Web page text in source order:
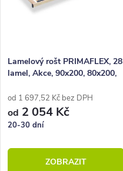
Lamelový rošt PRIMAFLEX, 28
lamel, Akce, 90x200, 80x200,
od 1 697,52 Kč bez DPH
od 2 054 Kč
20-30 dní
ZOBRAZIT